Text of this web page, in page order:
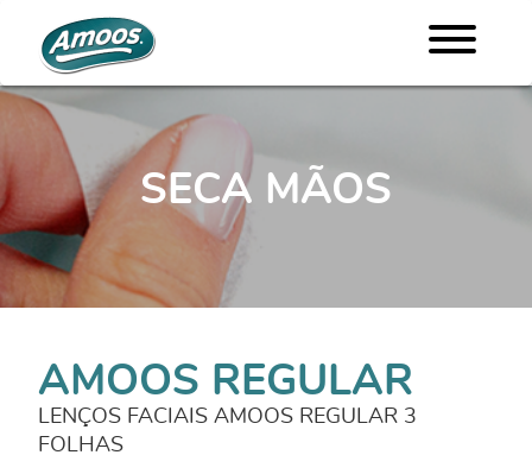
SECA MÃOS
AMOOS REGULAR
LENÇOS FACIAIS AMOOS REGULAR 3
FOLHAS